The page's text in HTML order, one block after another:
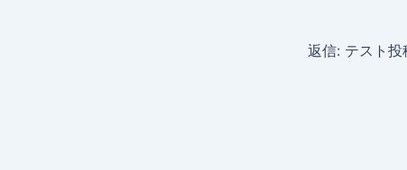
返信: テスト投